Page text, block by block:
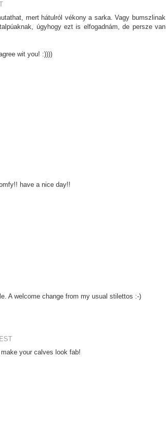
mert hátulról vékony a sarka. Vagy bumszlinak
úgyhogy ezt is elfogadnám, de persze van
wit you! :))))
have a nice day!!
A welcome change from my usual stilettos :-)
your calves look fab!